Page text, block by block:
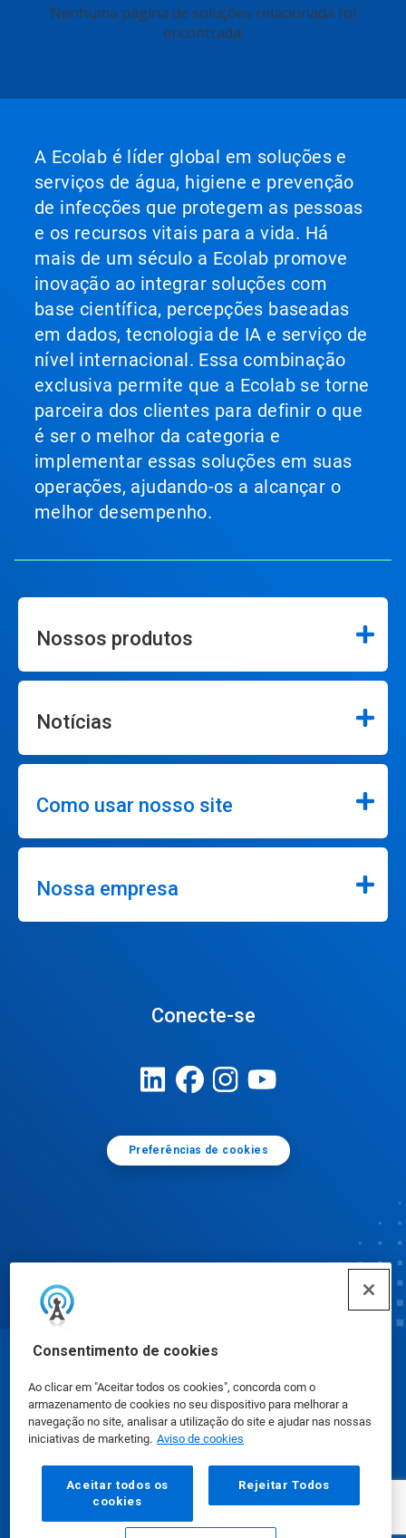
Consentimento de cookies
Ao clicar em "Aceitar todos os cookies", concorda com o
armazenamento de cookies no seu dispositivo para melhorar a
navegação no site, analisar a utilização do site e ajudar nas nossas
iniciativas de marketing. Aviso de cookies
Aceitar todos os
cookies
Rejeitar Todos
Nenhuma página de soluções relacionada foi
encontrada.
A Ecolab é líder global em soluções e
serviços de água, higiene e prevenção
de infecções que protegem as pessoas
e os recursos vitais para a vida. Há
mais de um século a Ecolab promove
inovação ao integrar soluções com
base científica, percepções baseadas
em dados, tecnologia de IA e serviço de
nível internacional. Essa combinação
exclusiva permite que a Ecolab se torne
parceira dos clientes para definir o que
é ser o melhor da categoria e
implementar essas soluções em suas
operações, ajudando-os a alcançar o
melhor desempenho.
Nossos produtos
Notícias
Como usar nosso site
Nossa empresa
Conecte-se
Preferências de cookies
Fichas de Informação de Segurança de Produtos
Químicos|Política de Privacidade